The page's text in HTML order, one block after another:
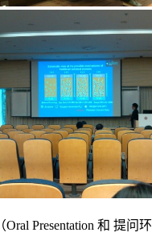
（Oral Presentation 和 提问环